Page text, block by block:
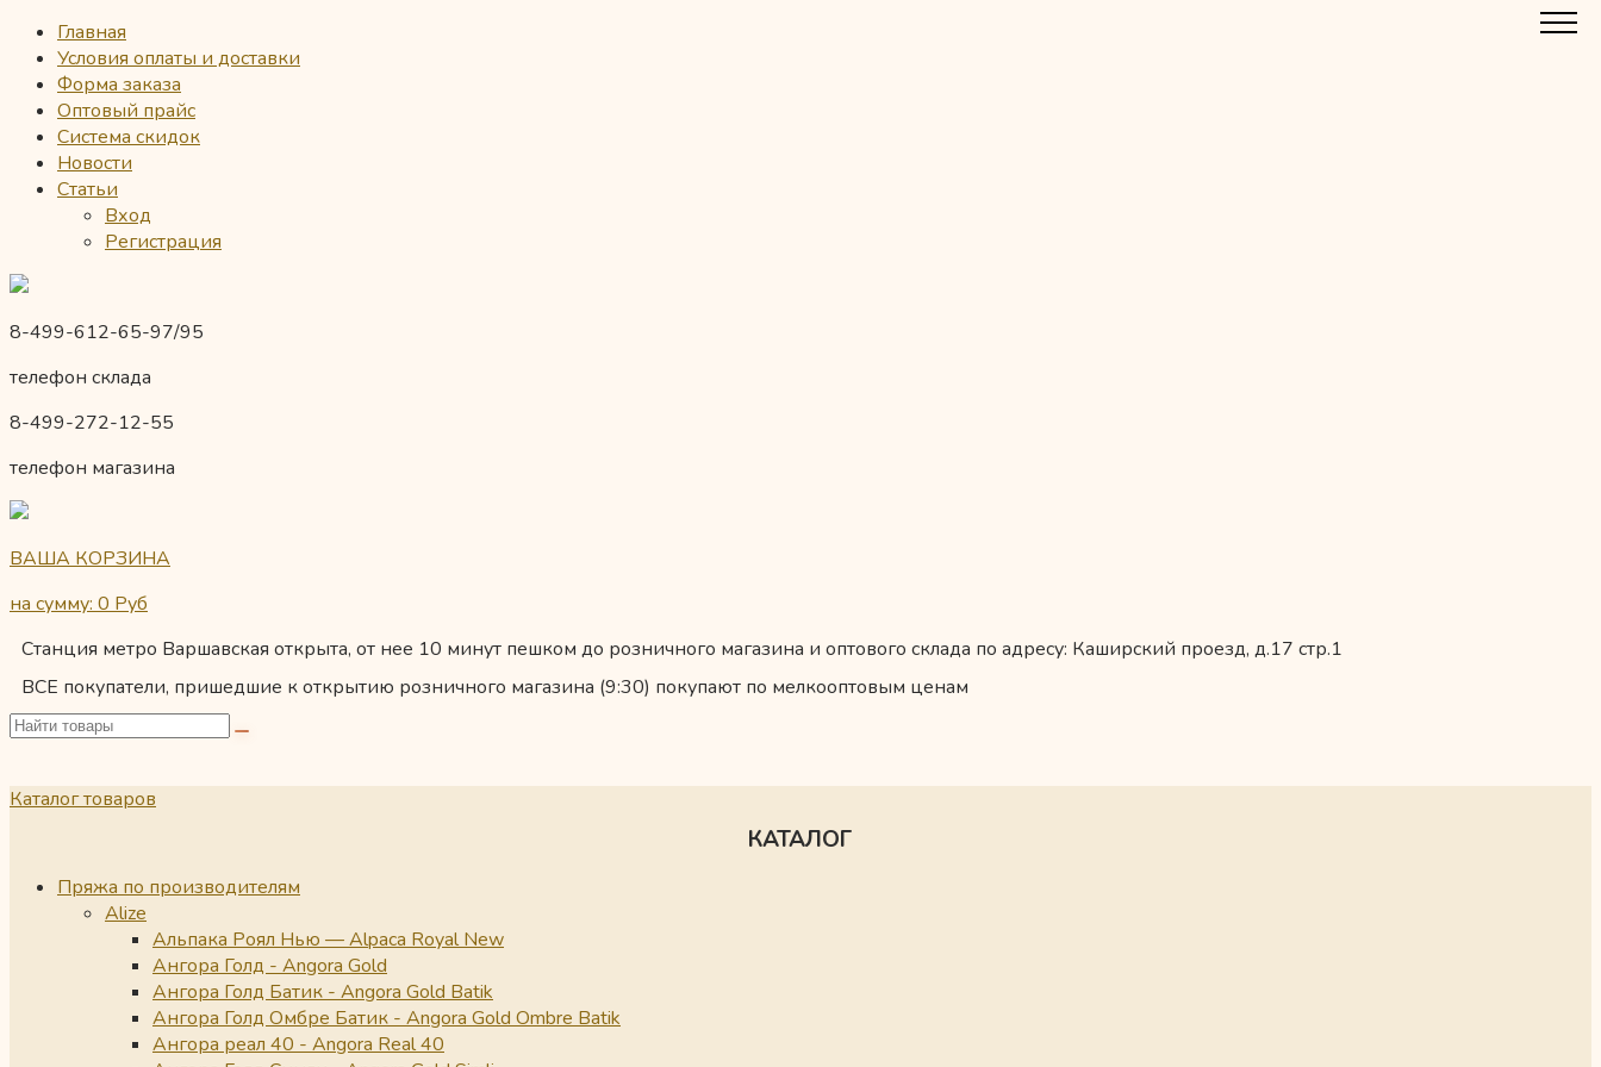
Главная
Условия оплаты и доставки
Форма заказа
Оптовый прайс
Система скидок
Новости
Статьи
Вход
Регистрация
8-499-612-65-97/95
телефон склада
8-499-272-12-55
телефон магазина
ВАША КОРЗИНА
на сумму: 0 Руб
Станция метро Варшавская открыта, от нее 10 минут пешком до розничного магазина и оптового склада по адресу: Каширский проезд, д.17 стр.1
ВСЕ покупатели, пришедшие к открытию розничного магазина (9:30) покупают по мелкооптовым ценам
Каталог товаров
КАТАЛОГ
Пряжа по производителям
Alize
Альпака Роял Нью — Alpaca Royal New
Ангора Голд - Angora Gold
Ангора Голд Батик - Angora Gold Batik
Ангора Голд Омбре Батик - Angora Gold Ombre Batik
Ангора реал 40 - Angora Real 40